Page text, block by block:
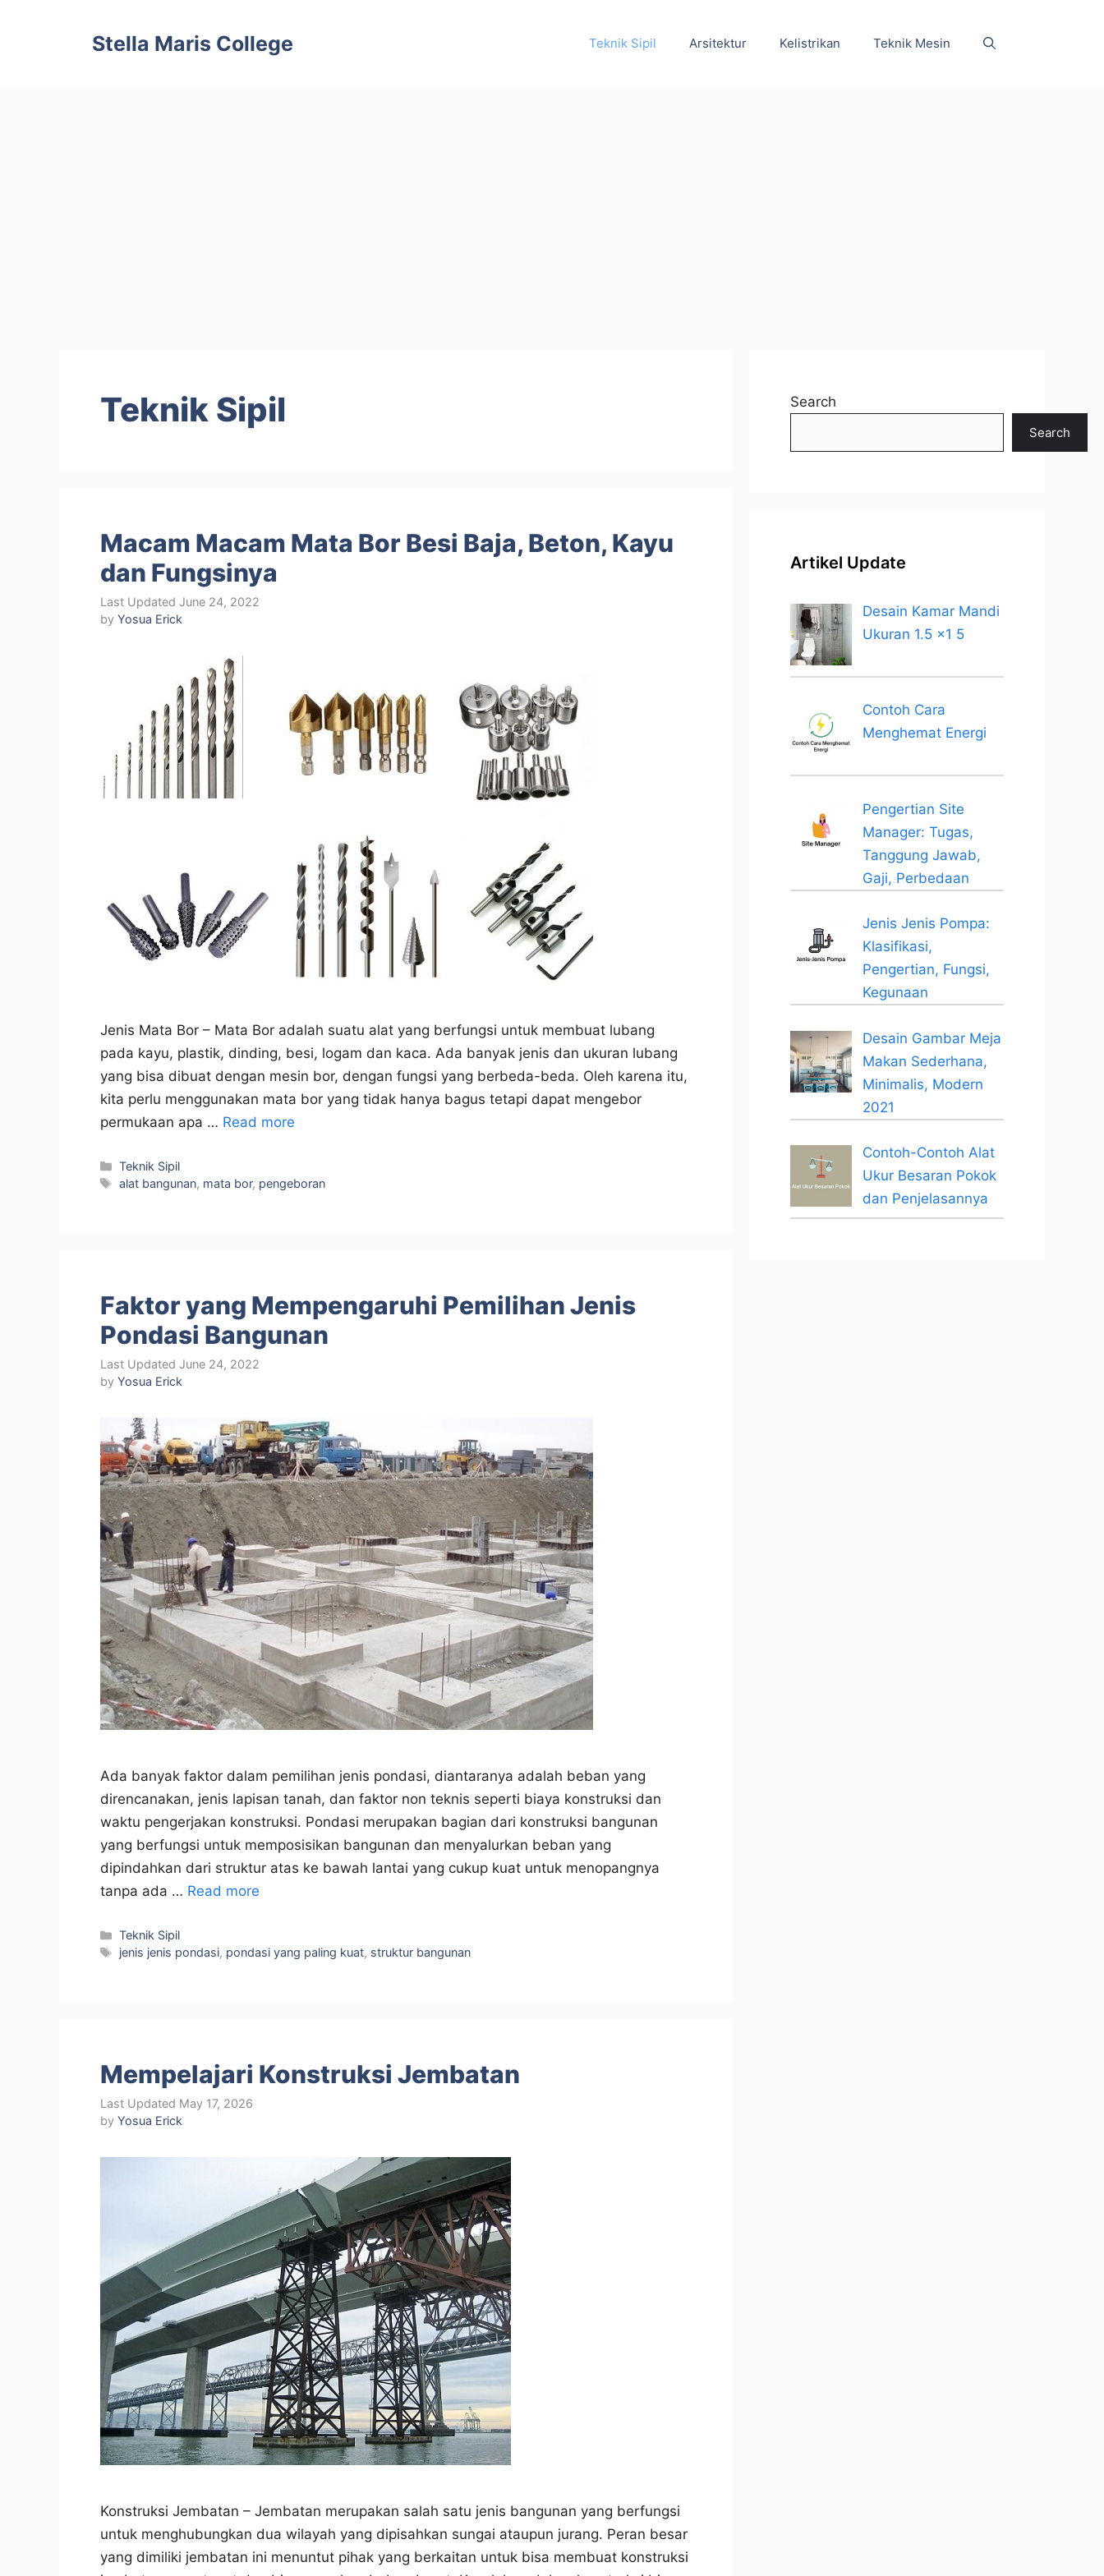
Stella Maris College Teknik Sipil Arsitektur Kelistrikan Teknik Mesin
Teknik Sipil
Macam Macam Mata Bor Besi Baja, Beton, Kayu
dan Fungsinya
June 24, 2022
by Yosua Erick
Jenis Mata Bor – Mata Bor adalah suatu alat yang berfungsi untuk membuat lubang
pada kayu, plastik, dinding, besi, logam dan kaca. Ada banyak jenis dan ukuran lubang
yang bisa dibuat dengan mesin bor, dengan fungsi yang berbeda-beda. Oleh karena itu,
kita perlu menggunakan mata bor yang tidak hanya bagus tetapi dapat mengebor
permukaan apa … Read more
Categories
Teknik Sipil
Tags
alat bangunan, mata bor, pengeboran
Faktor yang Mempengaruhi Pemilihan Jenis
Pondasi Bangunan
June 24, 2022
by Yosua Erick
Ada banyak faktor dalam pemilihan jenis pondasi, diantaranya adalah beban yang
direncanakan, jenis lapisan tanah, dan faktor non teknis seperti biaya konstruksi dan
waktu pengerjakan konstruksi. Pondasi merupakan bagian dari konstruksi bangunan
yang berfungsi untuk memposisikan bangunan dan menyalurkan beban yang
dipindahkan dari struktur atas ke bawah lantai yang cukup kuat untuk menopangnya
tanpa ada … Read more
Categories
Teknik Sipil
Tags
jenis jenis pondasi, pondasi yang paling kuat, struktur bangunan
Mempelajari Konstruksi Jembatan
May 17, 2026
by Yosua Erick
Konstruksi Jembatan – Jembatan merupakan salah satu jenis bangunan yang berfungsi
untuk menghubungkan dua wilayah yang dipisahkan sungai ataupun jurang. Peran besar
yang dimiliki jembatan ini menuntut pihak yang berkaitan untuk bisa membuat konstruksi
Search
Search
Artikel Update
Desain Kamar Mandi
Ukuran 1.5 x1 5
Contoh Cara
Menghemat Energi
Pengertian Site
Manager: Tugas,
Tanggung Jawab,
Gaji, Perbedaan
Jenis Jenis Pompa:
Klasifikasi,
Pengertian, Fungsi,
Kegunaan
Desain Gambar Meja
Makan Sederhana,
Minimalis, Modern
2021
Contoh-Contoh Alat
Ukur Besaran Pokok
dan Penjelasannya